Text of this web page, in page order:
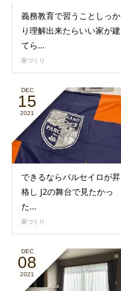
義務教育で習うことしっか
り理解出来たらいい家が建
てら...
家づくり
DEC
15
2021
できるならパルセイロが昇
格し J2の舞台で見たかっ
た...
家づくり
DEC
08
2021